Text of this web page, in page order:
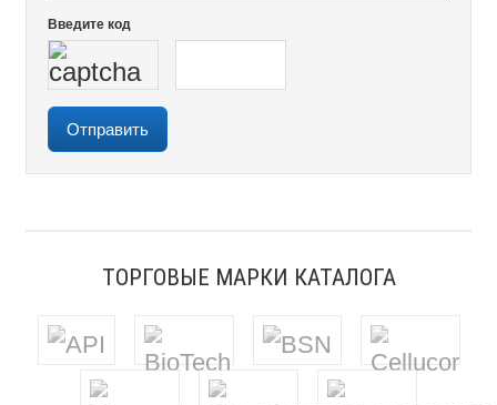
Введите код
ТОРГОВЫЕ МАРКИ КАТАЛОГА